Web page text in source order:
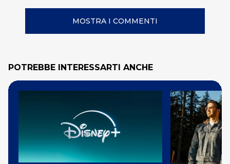
MOSTRA I COMMENTI
POTREBBE INTERESSARTI ANCHE